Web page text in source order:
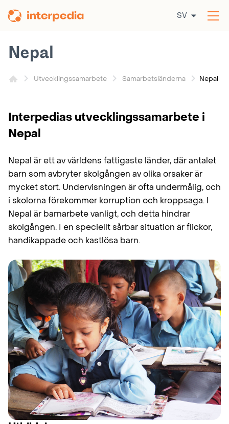
till
SV
Utvecklingssamarbete Samarbetsländerna Nepal
Nepal
Interpedias utvecklingssamarbete i
Nepal
Nepal är ett av världens fattigaste länder, där antalet
barn som avbryter skolgången av olika orsaker är
mycket stort. Undervisningen är ofta undermålig, och
i skolorna förekommer korruption och kroppsaga. I
Nepal är barnarbete vanligt, och detta hindrar
skolgången. I en speciellt sårbar situation är flickor,
handikappade och kastlösa barn.